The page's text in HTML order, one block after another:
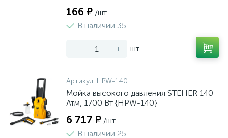
166 ₽ /шт
В наличии 35
- + шт
Артикул: HPW-140
Мойка высокого давления STEHER 140
Атм, 1700 Вт {HPW-140}
6 717 ₽ /шт
В наличии 25